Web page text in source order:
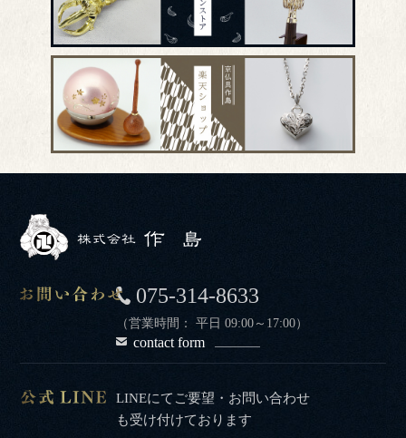
075-314-8633
（営業時間： 平日 09:00～17:00）
contact form
LINEにてご要望・お問い合わせ
も受け付けております